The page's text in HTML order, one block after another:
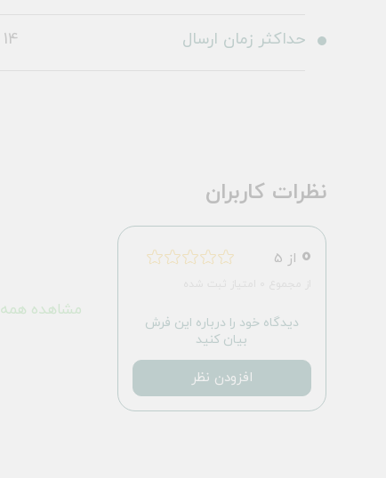
حداکثر زمان ارسال 14 الی 19 روز کاری
نظرات کاربران
0 از 5
دیدگاه خود را درباره این فرش
بیان کنید
افزودن نظر
مشاهده همه